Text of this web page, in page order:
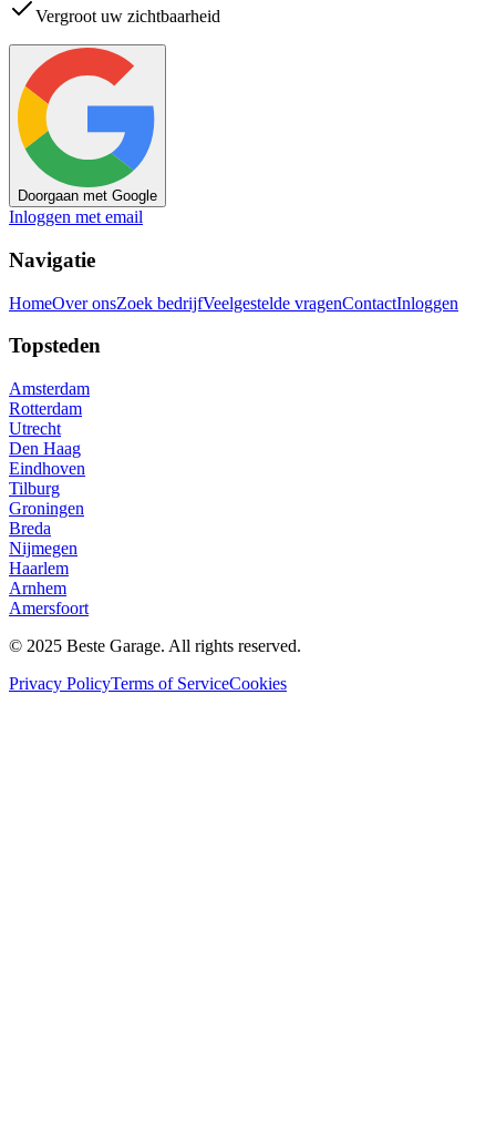
Vergroot uw zichtbaarheid
Doorgaan met Google
Inloggen met email
Navigatie
HomeOver onsZoek bedrijfVeelgestelde vragenContactInloggen
Topsteden
Amsterdam
Rotterdam
Utrecht
Den Haag
Eindhoven
Tilburg
Groningen
Breda
Nijmegen
Haarlem
Arnhem
Amersfoort
© 2025 Beste Garage. All rights reserved.
Privacy PolicyTerms of ServiceCookies